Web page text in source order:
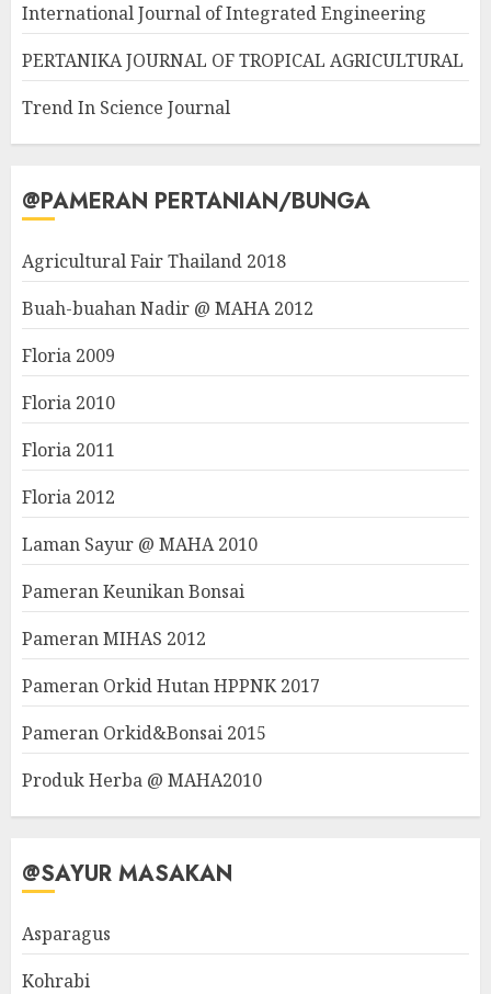
International Journal of Integrated Engineering
PERTANIKA JOURNAL OF TROPICAL AGRICULTURAL
Trend In Science Journal
@PAMERAN PERTANIAN/BUNGA
Agricultural Fair Thailand 2018
Buah-buahan Nadir @ MAHA 2012
Floria 2009
Floria 2010
Floria 2011
Floria 2012
Laman Sayur @ MAHA 2010
Pameran Keunikan Bonsai
Pameran MIHAS 2012
Pameran Orkid Hutan HPPNK 2017
Pameran Orkid&Bonsai 2015
Produk Herba @ MAHA2010
@SAYUR MASAKAN
Asparagus
Kohrabi